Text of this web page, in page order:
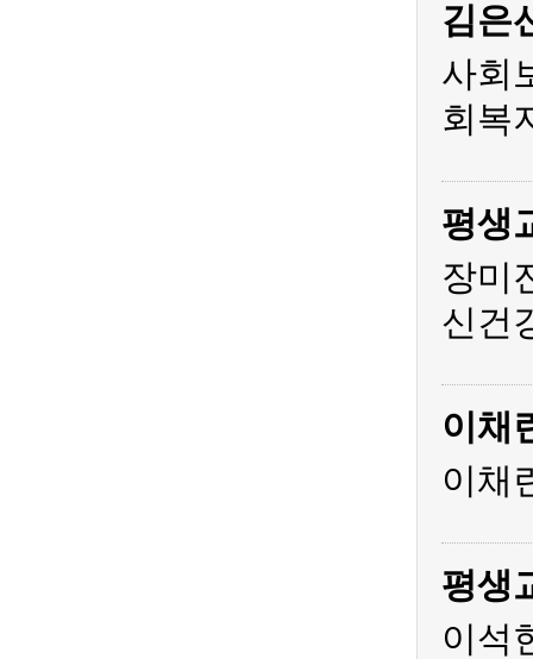
김은
사회
회복
평생
장미
신건
이채
이채
평생
이석